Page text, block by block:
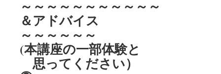
～～～～～～～～～～～
＆アドバイス
～～～～～～
(本講座の一部体験と
思ってください）